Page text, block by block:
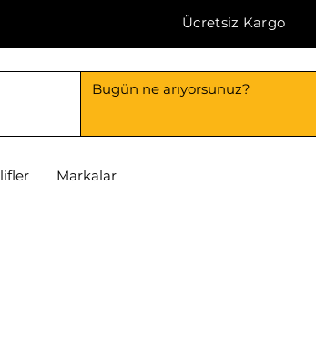
Ücretsiz Kargo
Markalar